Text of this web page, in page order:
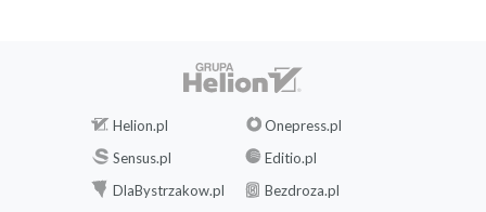
Helion.pl
Onepress.pl
Sensus.pl
Editio.pl
DlaBystrzakow.pl
Bezdroza.pl